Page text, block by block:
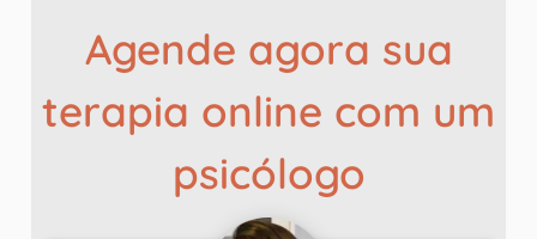
Agende agora sua
terapia online com um
psicólogo